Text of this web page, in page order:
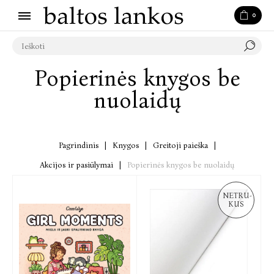
0
Popierinės knygos be
nuolaidų
Pagrindinis Knygos Greitoji paieška
Akcijos ir pasiūlymai Popierinės knygos be nuolaidų
NETRU-
KUS